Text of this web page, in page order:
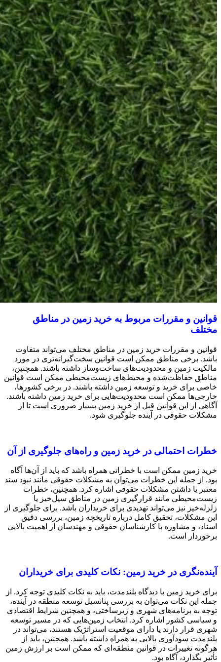
قوانین و مقررات مربوط به خرید زمین در مناطق
مختلف
قوانین و مقررات خرید زمین در مناطق مختلف می‌تواند متفاوت
باشد. برخی مناطق ممکن است قوانین سخت‌گیرانه‌تری در مورد
مالکیت زمین و محدودیت‌های ساخت‌وساز داشته باشند. همچنین،
مناطق حفاظت‌شده و محیط‌های زیست‌محیطی ممکن است قوانین
خاصی برای خرید و توسعه زمین داشته باشند. در برخی کشورها،
خارجی‌ها ممکن است محدودیت‌هایی برای خرید زمین داشته باشند.
آگاهی از این قوانین قبل از خرید زمین بسیار ضروری است تا از
مشکلات حقوقی در آینده جلوگیری شود.
خطرات احتمالی در خرید زمین و راه‌های جلوگیری از آن
خرید زمین ممکن است با خطراتی همراه باشد که باید از آن‌ها آگاه
بود. از جمله این خطرات می‌توان به مشکلات حقوقی مانند نبود سند
معتبر یا داشتن مشکلات حقوقی اشاره کرد. همچنین، خطرات
زیست‌محیطی مانند قرارگیری زمین در مناطق سیل‌خیز یا
زلزله‌خیز نیز می‌تواند تهدیدی برای خریداران باشد. برای جلوگیری از
این مشکلات، تحقیق کامل درباره تاریخچه زمین، بررسی دقیق
اسناد، و مشاوره با کارشناسان حقوقی و مهندسان از اهمیت بالایی
برخوردار است.
آینده‌نگری در خرید زمین: نکات کلیدی برای خریداران
برای خرید زمین با دیدگاه بلندمدت، باید به نکات کلیدی توجه کرد. از
جمله این نکات می‌توان به بررسی پتانسیل توسعه منطقه در آینده،
توجه به برنامه‌های شهری و زیرساختی، و همچنین شرایط اقتصادی
و سیاسی کشور اشاره کرد. انتخاب زمین‌هایی که در مسیر توسعه
شهری قرار دارند یا دارای موقعیت استراتژیک هستند، می‌تواند در
بلندمدت سودآوری بالایی به همراه داشته باشد. همچنین، باید از
هرگونه تغییرات در قوانین منطقه‌ای که ممکن است بر ارزش زمین
تأثیر بگذارد، آگاه بود.